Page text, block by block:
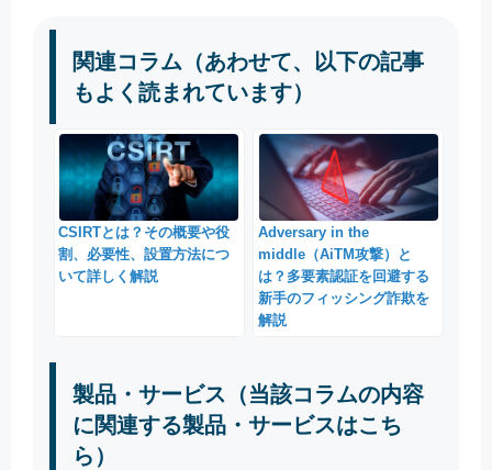
関連コラム（あわせて、以下の記事
もよく読まれています）
CSIRTとは？その概要や役
割、必要性、設置方法につ
いて詳しく解説
Adversary in the
middle（AiTM攻撃）と
は？多要素認証を回避する
新手のフィッシング詐欺を
解説
製品・サービス（当該コラムの内容
に関連する製品・サービスはこち
ら）